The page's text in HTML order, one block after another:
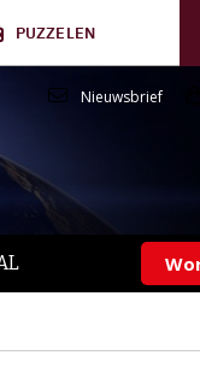
PUZZELEN
Nieuwsbrief